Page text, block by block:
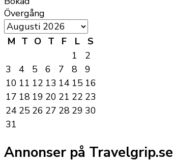
Övergång
M T O T F L
S
1
2
3
4 5 6 7 8
9
10 11 12 13 14 15 16
17 18 19 20 21 22 23
24 25 26 27 28 29 30
31
Annonser på Travelgrip.se